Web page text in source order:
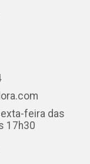
feira das
17h30